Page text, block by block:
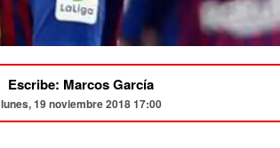
Escribe: Marcos García
lunes, 19 noviembre 2018 17:00